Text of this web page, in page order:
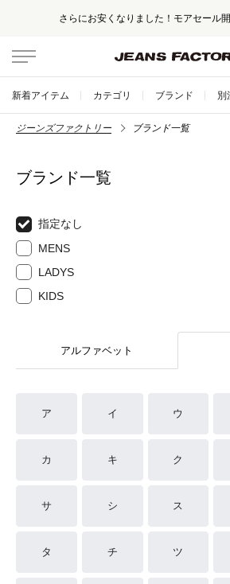
さらにお安くなりました！モアセール開
新着アイテム カテゴリ ブランド 別
ジーンズファクトリー ブランド一覧
ブランド一覧
指定なし
MENS
LADYS
KIDS
アルファベット
ア イ ウ
カ キ ク
サ シ ス
タ チ ツ